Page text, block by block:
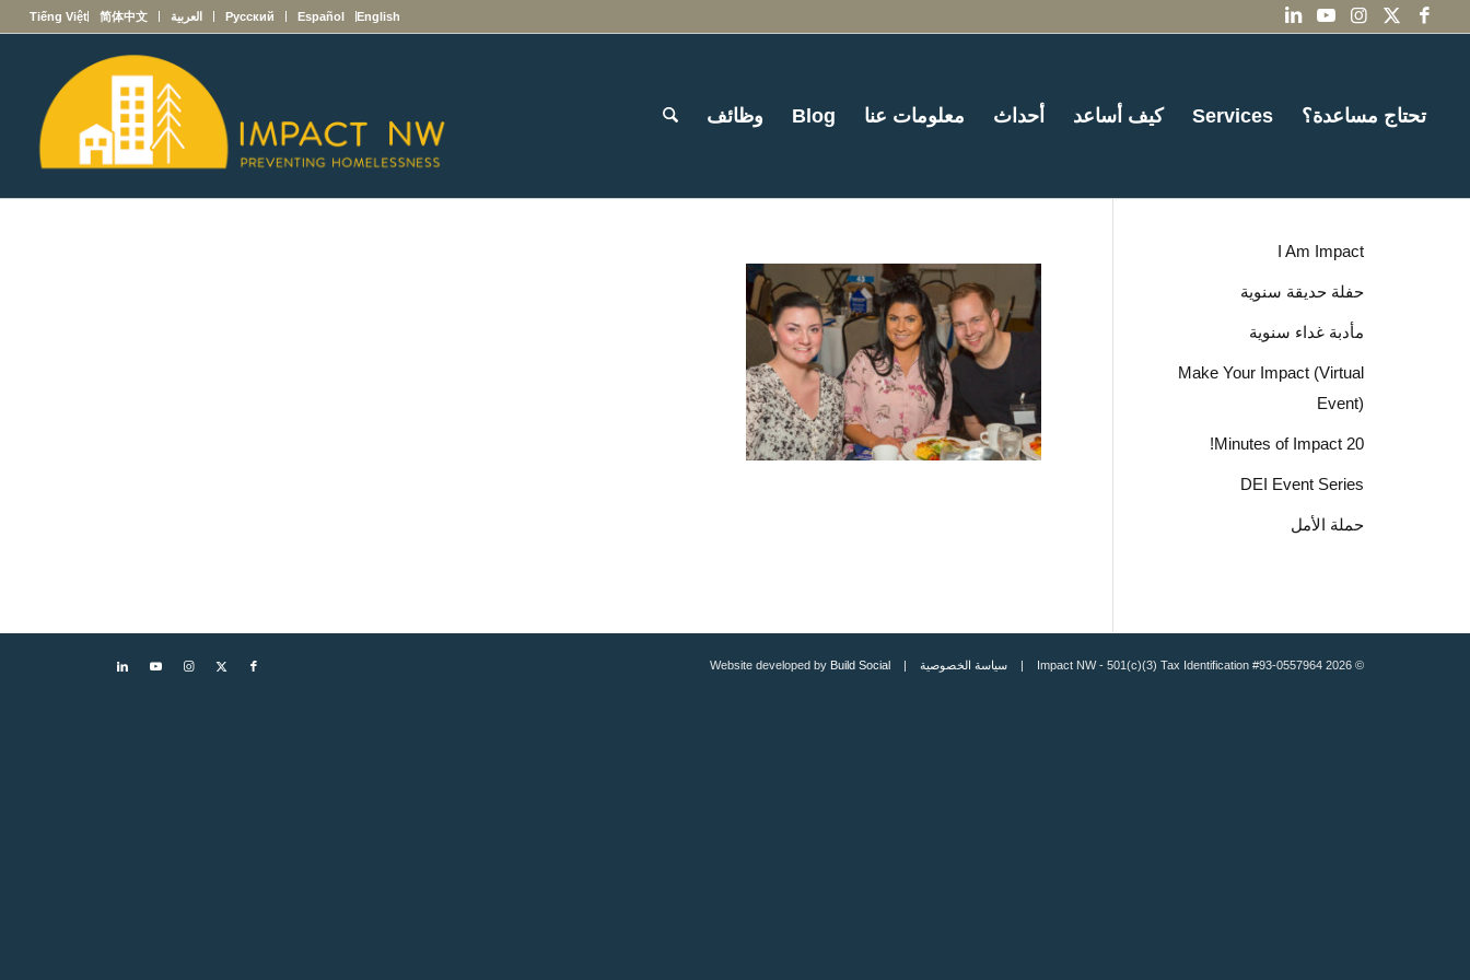
English
Español
Русский العربية 简体中文
Tiếng Việt
تحتاج مساعدة؟ Services كيف أساعد أحداث معلومات عنا Blog وظائف
I Am Impact
حفلة حديقة سنوية
مأدبة غداء سنوية
Make Your Impact (Virtual
Event)
20 Minutes of Impact!
DEI Event Series
حملة الأمل
© 2026 Impact NW - 501(c)(3) Tax Identification #93-0557964 | سياسة الخصوصية | Website developed by
Build Social